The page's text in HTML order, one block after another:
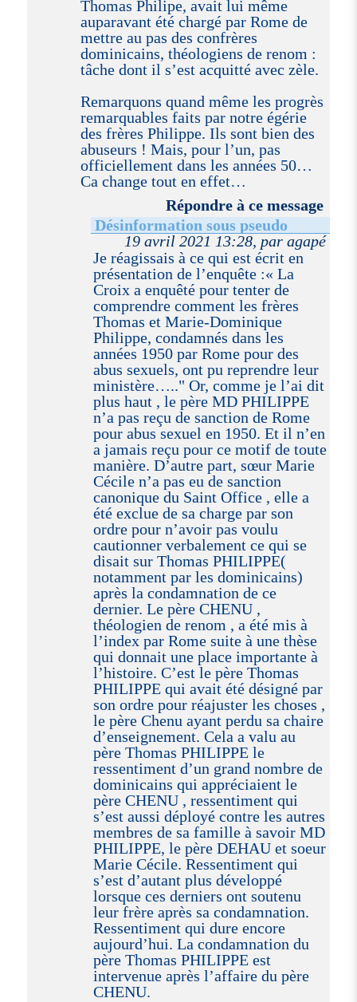
Thomas Philipe, avait lui même
auparavant été chargé par Rome de
mettre au pas des confrères
dominicains, théologiens de renom :
tâche dont il s’est acquitté avec zèle.
Remarquons quand même les progrès
remarquables faits par notre égérie
des frères Philippe. Ils sont bien des
abuseurs ! Mais, pour l’un, pas
officiellement dans les années 50…
Ca change tout en effet…
Répondre à ce message
Désinformation sous pseudo
19 avril 2021 13:28, par agapé
Je réagissais à ce qui est écrit en
présentation de l’enquête :« La
Croix a enquêté pour tenter de
comprendre comment les frères
Thomas et Marie-Dominique
Philippe, condamnés dans les
années 1950 par Rome pour des
abus sexuels, ont pu reprendre leur
ministère….." Or, comme je l’ai dit
plus haut , le père MD PHILIPPE
n’a pas reçu de sanction de Rome
pour abus sexuel en 1950. Et il n’en
a jamais reçu pour ce motif de toute
manière. D’autre part, sœur Marie
Cécile n’a pas eu de sanction
canonique du Saint Office , elle a
été exclue de sa charge par son
ordre pour n’avoir pas voulu
cautionner verbalement ce qui se
disait sur Thomas PHILIPPE(
notamment par les dominicains)
après la condamnation de ce
dernier. Le père CHENU ,
théologien de renom , a été mis à
l’index par Rome suite à une thèse
qui donnait une place importante à
l’histoire. C’est le père Thomas
PHILIPPE qui avait été désigné par
son ordre pour réajuster les choses ,
le père Chenu ayant perdu sa chaire
d’enseignement. Cela a valu au
père Thomas PHILIPPE le
ressentiment d’un grand nombre de
dominicains qui appréciaient le
père CHENU , ressentiment qui
s’est aussi déployé contre les autres
membres de sa famille à savoir MD
PHILIPPE, le père DEHAU et soeur
Marie Cécile. Ressentiment qui
s’est d’autant plus développé
lorsque ces derniers ont soutenu
leur frère après sa condamnation.
Ressentiment qui dure encore
aujourd’hui. La condamnation du
père Thomas PHILIPPE est
intervenue après l’affaire du père
CHENU.